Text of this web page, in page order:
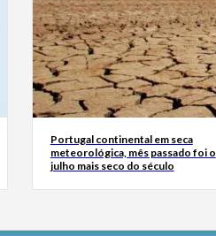
Portugal continental em seca
meteorológica, mês passado foi o
julho mais seco do século